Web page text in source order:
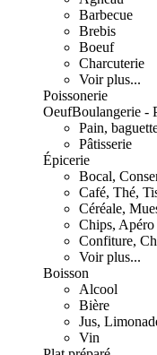
Barbecue
Brebis
Boeuf
Charcuterie
Voir plus...
Poissonerie
OeufBoulangerie -
Pain,
Pâtisserie
Épicerie
Bocal,
Café, Thé,
Céréale,
Chips, Apéro
Confiture,
Voir plus...
Boisson
Alcool
Bière
Jus,
Vin